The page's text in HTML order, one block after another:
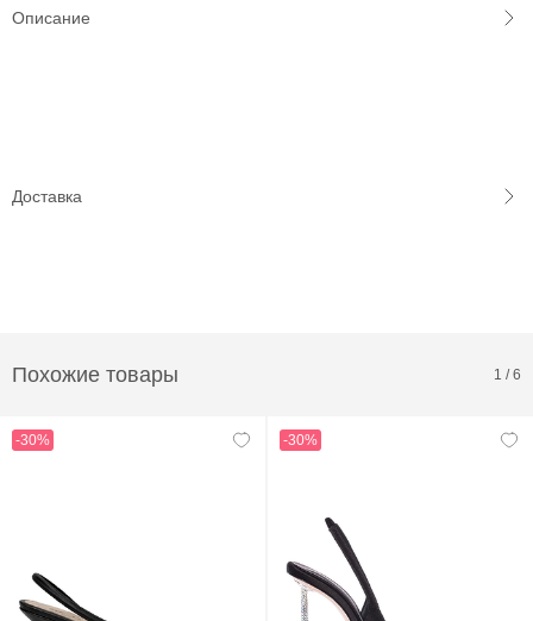
Описание
Доставка
Похожие товары 1 /6
-30% -30%